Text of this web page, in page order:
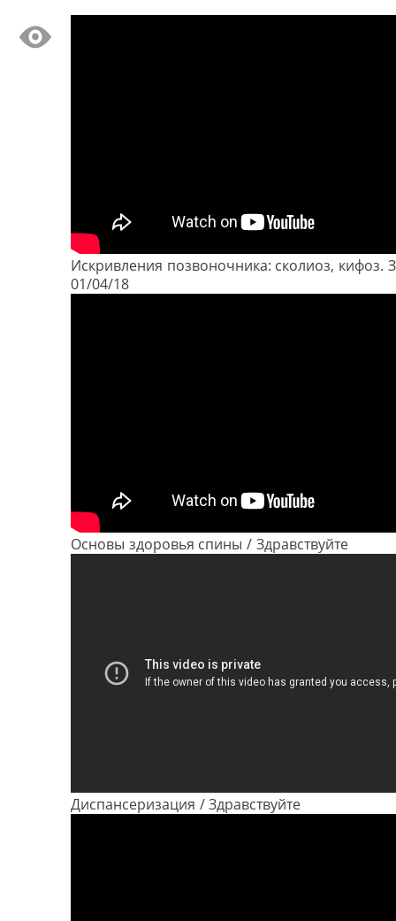
Искривления позвоночника: сколиоз, кифоз.
01/04/18
Основы здоровья спины / Здравствуйте
Диспансеризация / Здравствуйте